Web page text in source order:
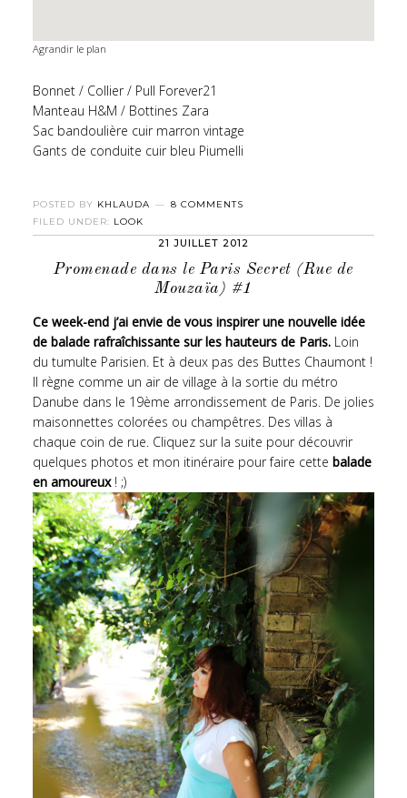
Agrandir le plan
Bonnet / Collier / Pull Forever21
Manteau H&M / Bottines Zara
Sac bandoulière cuir marron vintage
Gants de conduite cuir bleu Piumelli
POSTED BY KHLAUDA
8 COMMENTS
FILED UNDER: LOOK
21 JUILLET 2012
Promenade dans le Paris Secret (Rue de
Mouzaïa) #1
Ce week-end j’ai envie de vous inspirer une nouvelle idée
de balade rafraîchissante sur les hauteurs de Paris. Loin
du tumulte Parisien. Et à deux pas des Buttes Chaumont !
Il règne comme un air de village à la sortie du métro
Danube dans le 19ème arrondissement de Paris. De jolies
maisonnettes colorées ou champêtres. Des villas à
chaque coin de rue. Cliquez sur la suite pour découvrir
quelques photos et mon itinéraire pour faire cette balade
en amoureux! ;)